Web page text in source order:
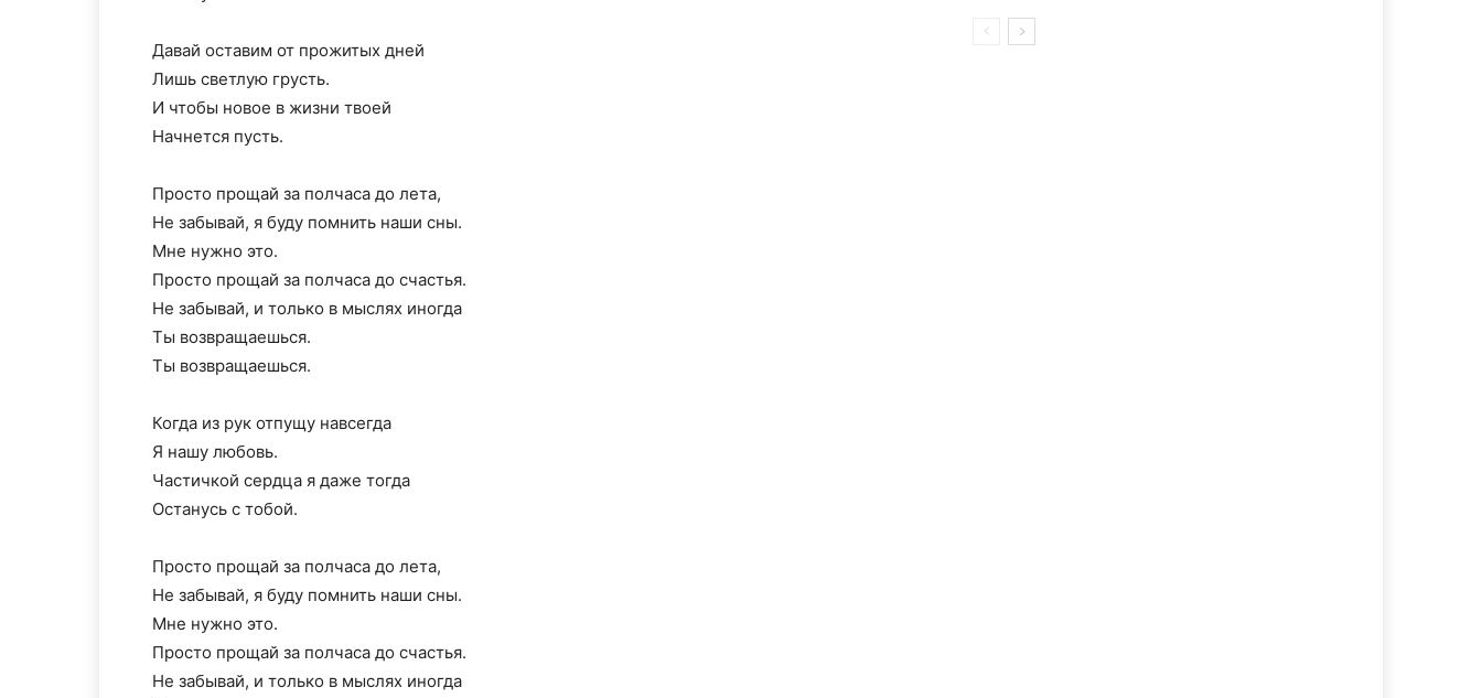
Давай оставим от прожитых дней
Лишь светлую грусть.
И чтобы новое в жизни твоей
Начнется пусть.
Просто прощай за полчаса до лета,
Не забывай, я буду помнить наши сны.
Мне нужно это.
Просто прощай за полчаса до счастья.
Не забывай, и только в мыслях иногда
Ты возвращаешься.
Ты возвращаешься.
Когда из рук отпущу навсегда
Я нашу любовь.
Частичкой сердца я даже тогда
Останусь с тобой.
Просто прощай за полчаса до лета,
Не забывай, я буду помнить наши сны.
Мне нужно это.
Просто прощай за полчаса до счастья.
Не забывай, и только в мыслях иногда